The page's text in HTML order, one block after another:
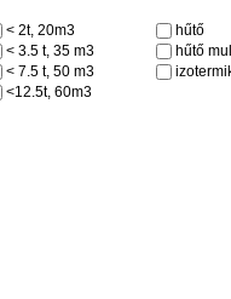
< 2t, 20m3
< 3.5 t, 35 m3
< 7.5 t, 50 m3
<12.5t, 60m3
hűtő
hűtő